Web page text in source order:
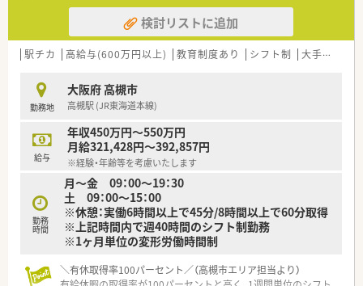
【法人特徴について】
■全国に470店舗以上の調剤薬局を展開し、年間100店舗規模の
拡大を続けるなど非常に勢いのある急成長企業グループです。
■ITや臨床検査など約50社の企業からなるグループの中核企業
■過剰な設備投資を抑えて得られた利益を社員に分配するとい
う方針のもと、業界トップクラスの高い給与水準を実現していま
す。
【こんな方が活躍中】
■チームワークを大切にし、忙しい時間帯でも他のスタッフと協
力しながら柔軟に業務を進められる方が高く評価されていま
す。
■現状に満足せず、新しい業務や新規事業の提案などに対して積
極的に手を挙げて挑戦できる意欲的な方が多数活躍している環
境です。
■年齢に関係なくフラットに意見交換ができる風土の中、お互い
中です。
検討リストに追加
駅チカ 高給与(600万円以上) 教育制度あり シフト制 大手チェーン以外
勤務地
大阪府 高槻市
高槻駅 (JR東海道本線)
給与
年収450万円～550万円
月給321,428円～392,857円
※経験・年齢等を考慮いたします
勤務
時間
月～金 09：00～19：30
土 09：00～15：00
※休憩：実働6時間以上で45分/8時間以上で60分取得
※上記時間内で週40時間のシフト制勤務
※1ヶ月単位の変形労働時間制
＼有休取得率100パーセント／（高槻市エリア担当より）